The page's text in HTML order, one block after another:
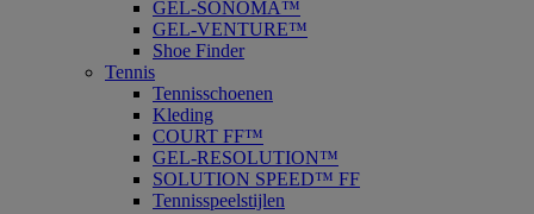
GEL-SONOMA™
GEL-VENTURE™
Shoe Finder
Tennis
Tennisschoenen
Kleding
COURT FF™
GEL-RESOLUTION™
SOLUTION SPEED™ FF
Tennisspeelstijlen